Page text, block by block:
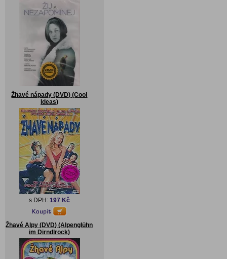
Žhavé nápady (DVD) (Cool
Ideas)
s DPH: 197 Kč
Žhavé Alpy (DVD) (Alpenglühn
im Dirndlrock)